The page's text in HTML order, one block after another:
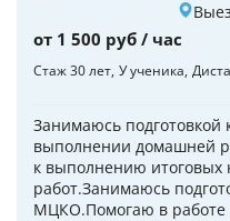
от 1 500 руб / час
Стаж 30 лет У ученика
Занимаюсь
выполнении домашней
к выполнению итоговых
работ.Занимаюсь
МЦКО.Помогаю в работе